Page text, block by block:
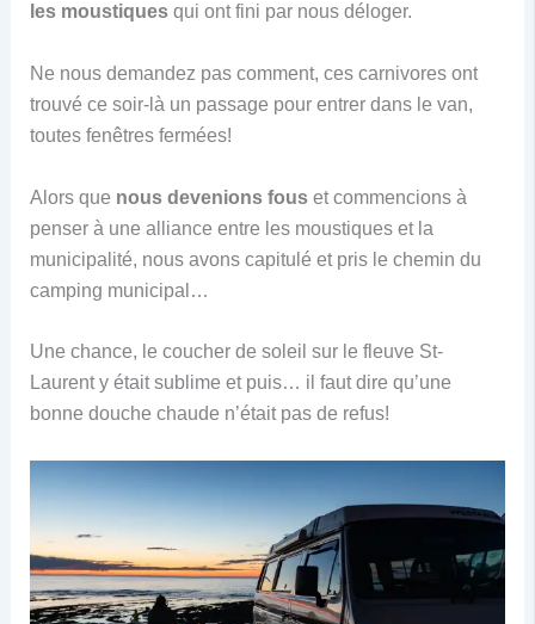
les moustiquesqui ont fini par nous déloger.
Ne nous demandez pas comment, ces carnivores ont
trouvé ce soir-là un passage pour entrer dans le van,
toutes fenêtres fermées!
Alors que nous devenions fouset commencions à
penser à une alliance entre les moustiques et la
municipalité, nous avons capitulé et pris le chemin du
camping municipal…
Une chance, le coucher de soleil sur le fleuve St-
Laurent y était sublime et puis… il faut dire qu’une
bonne douche chaude n’était pas de refus!